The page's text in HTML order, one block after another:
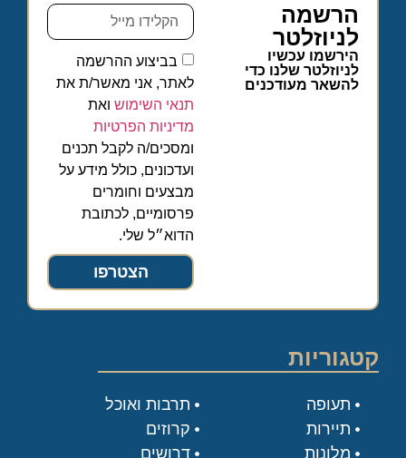
הרשמה
לניוזלטר
הירשמו עכשיו
לניוזלטר שלנו כדי
להשאר מעודכנים
בביצוע ההרשמה
לאתר, אני מאשר/ת את
תנאי השימושואת
מדיניות הפרטיות
ומסכים/ה לקבל תכנים
ועדכונים, כולל מידע על
מבצעים וחומרים
פרסומיים, לכתובת
הדוא״ל שלי.
הצטרפו
קטגוריות
תעופה
תיירות
מלונות
תרבות ואוכל
קרוזים
דרושים